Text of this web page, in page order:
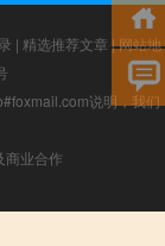
| 精选推荐文章 |网站地
说明，我们
商业合作